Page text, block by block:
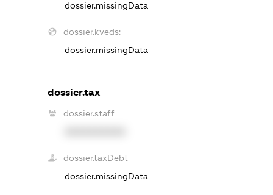
dossier.missingData
dossier.kveds:
dossier.missingData
dossier.tax
dossier.staff
dossier.taxDebt
dossier.missingData